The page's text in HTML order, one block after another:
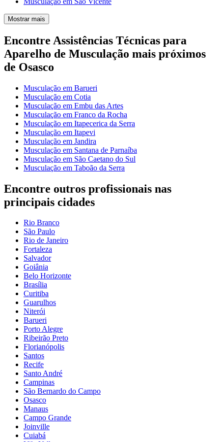
Mostrar mais
Encontre Assistências Técnicas para
Aparelho de Musculação mais próximos
de Osasco
Musculação em Barueri
Musculação em Cotia
Musculação em Embu das Artes
Musculação em Franco da Rocha
Musculação em Itapecerica da Serra
Musculação em Itapevi
Musculação em Jandira
Musculação em Santana de Parnaíba
Musculação em São Caetano do Sul
Musculação em Taboão da Serra
Encontre outros profissionais nas
principais cidades
Rio Branco
São Paulo
Rio de Janeiro
Fortaleza
Salvador
Goiânia
Belo Horizonte
Brasília
Curitiba
Guarulhos
Niterói
Barueri
Porto Alegre
Ribeirão Preto
Florianópolis
Santos
Recife
Santo André
Campinas
São Bernardo do Campo
Osasco
Manaus
Campo Grande
Joinville
Cuiabá